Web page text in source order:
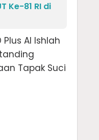
Ke-81 RI di
Al Ishlah
Tapak Suci